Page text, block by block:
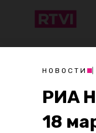
НОВОСТИ
РИА
18